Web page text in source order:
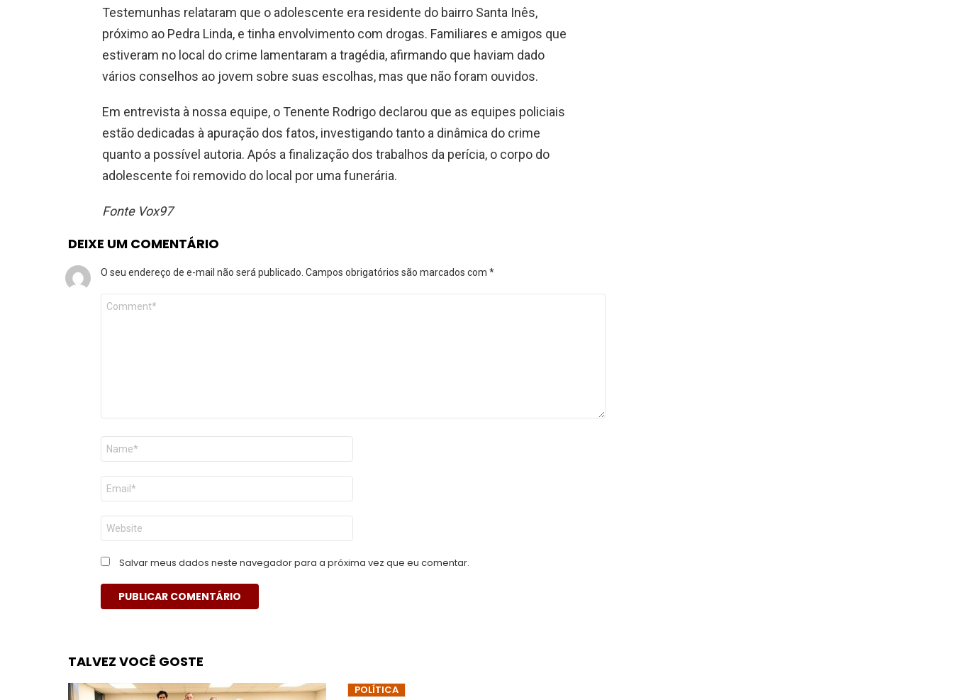
Testemunhas relataram que o adolescente era residente do bairro Santa Inês,
próximo ao Pedra Linda, e tinha envolvimento com drogas. Familiares e amigos que
estiveram no local do crime lamentaram a tragédia, afirmando que haviam dado
vários conselhos ao jovem sobre suas escolhas, mas que não foram ouvidos.
Em entrevista à nossa equipe, o Tenente Rodrigo declarou que as equipes policiais
estão dedicadas à apuração dos fatos, investigando tanto a dinâmica do crime
quanto a possível autoria. Após a finalização dos trabalhos da perícia, o corpo do
adolescente foi removido do local por uma funerária.
Fonte Vox97
DEIXE UM COMENTÁRIO
O seu endereço de e-mail não será publicado. Campos obrigatórios são marcados com *
Comentário
Nome
E-
mail
*
Site
Salvar meus dados neste navegador para a próxima vez que eu comentar.
TALVEZ VOCÊ GOSTE
POLÍTICA